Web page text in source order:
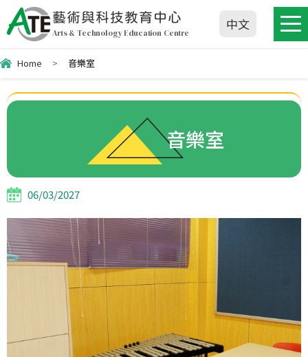
藝術與科技教育中心
Arts & Technology Education Centre
中文
Home > 音樂室
音樂室
06/03/2027